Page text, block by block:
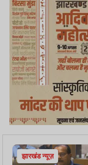
झारखंड न्यूज़